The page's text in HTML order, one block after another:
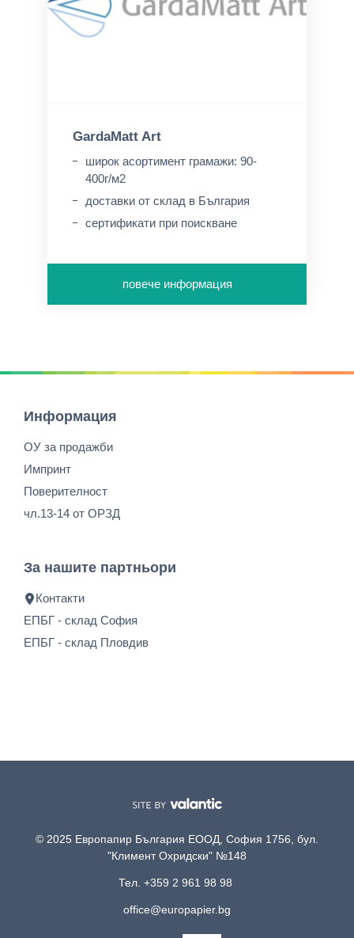
GardaMatt Art
широк асортимент грамажи: 90-
400г/м2
доставки от склад в България
сертификати при поискване
повече информация
Информация
ОУ за продажби
Импринт
Поверителност
чл.13-14 от ОРЗД
За нашите партньори
Контакти
ЕПБГ - склад София
ЕПБГ - склад Пловдив
© 2025 Европапир България ЕООД, София 1756, бул.
"Климент Охридски" №148
Тел. +359 2 961 98 98
office@europapier.bg